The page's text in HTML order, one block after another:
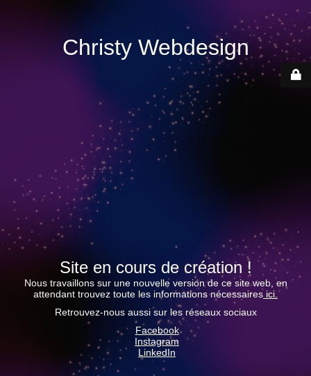
Christy Webdesign
Site en cours de création !
Nous travaillons sur une nouvelle version de ce site web, en
attendant trouvez toute les informations nécessaires ici.
Retrouvez-nous aussi sur les réseaux sociaux
Facebook
Instagram
LinkedIn